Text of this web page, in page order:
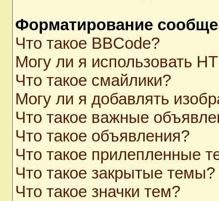
Форматирование
Что такое BBCode?
Могу ли я использовать
Что такое смайлики?
Могу ли я добавлять
Что такое важные
Что такое объявления?
Что такое прилепленные
Что такое закрытые темы?
Что такое значки тем?